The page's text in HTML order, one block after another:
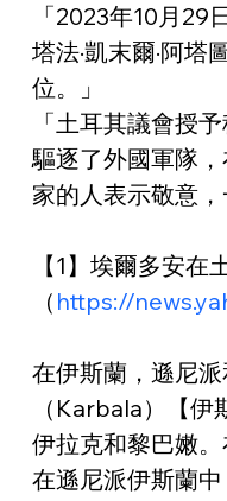
「2023年10月
塔法·凱末爾·阿
位。」
「土耳其議會授
驅逐了外國軍隊
家的人表示敬意
【1】埃爾多安
（ https://
在伊斯蘭，遜尼
（Karbala）【
伊拉克和黎巴嫩
在遜尼派伊斯蘭